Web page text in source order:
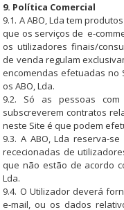
9. Política Comercial
9.1. A ABO, Lda tem
que os serviços de e-
os utilizadores finais/
de venda regulam
encomendas efetuadas no
os ABO, Lda.
9.2. Só as pessoas
subscreverem contratos
neste Site é que podem
9.3. A ABO, Lda reserva-
rececionadas de
que não estão de acordo
Lda.
9.4. O Utilizador deverá
e-mail, ou os dados